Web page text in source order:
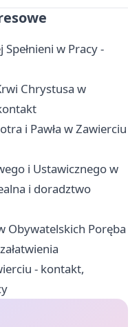
w Pracy -
Chrystusa w
i Pawła w Zawierciu
i Ustawicznego w
i doradztwo
Obywatelskich Poręba
- kontakt,